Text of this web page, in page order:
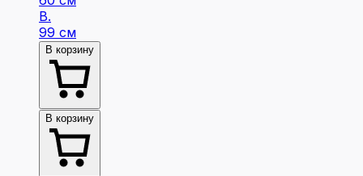
В.
99 см
В корзину
В корзину